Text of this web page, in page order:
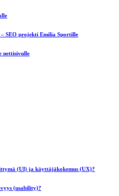
SEO projekti Emilia Sportille
nettisivulle
(UI) ja käyttäjäkokemus (UX)?
(usability)?